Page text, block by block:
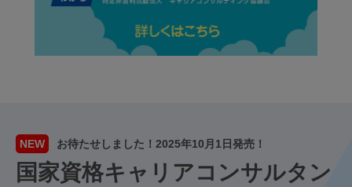
NEW お待たせしました！2025年10月1日発売！
国家資格キャリアコンサルタン